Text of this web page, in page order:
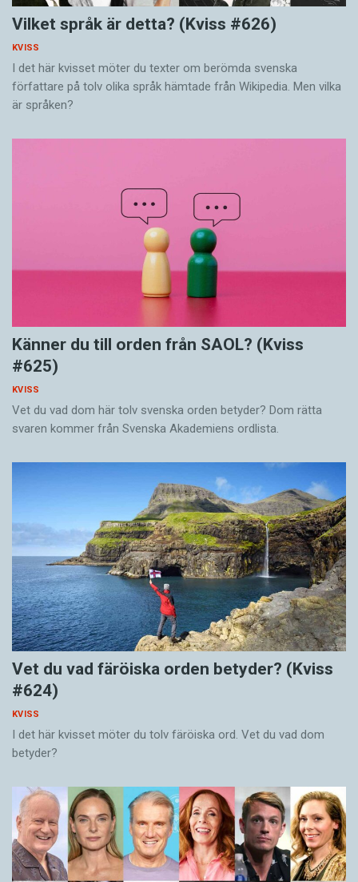
Vilket språk är detta? (Kviss #626)
KVISS
I det här kvisset möter du texter om berömda svenska
författare på tolv olika språk hämtade från Wikipedia. Men vilka
är språken?
Känner du till orden från SAOL? (Kviss
#625)
KVISS
Vet du vad dom här tolv svenska orden betyder? Dom rätta
svaren kommer från Svenska Akademiens ordlista.
Vet du vad färöiska orden betyder? (Kviss
#624)
KVISS
I det här kvisset möter du tolv färöiska ord. Vet du vad dom
betyder?